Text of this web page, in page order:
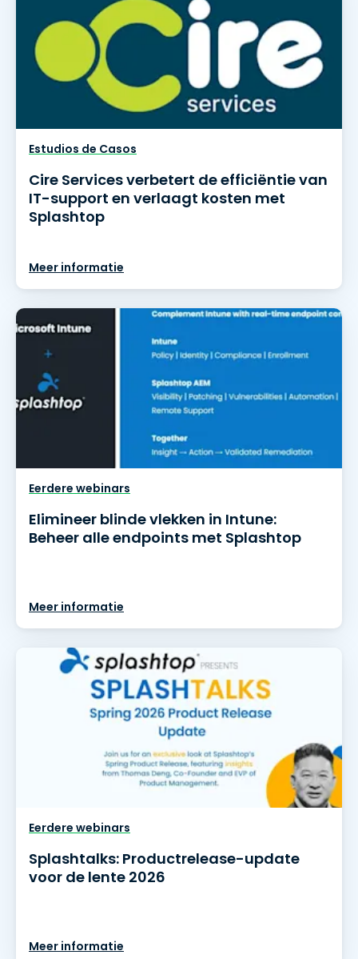
Estudios de Casos
Cire Services verbetert de efficiëntie van
IT-support en verlaagt kosten met
Splashtop
Meer informatie
Eerdere webinars
Elimineer blinde vlekken in Intune:
Beheer alle endpoints met Splashtop
Meer informatie
Eerdere webinars
Splashtalks: Productrelease-update
voor de lente 2026
Meer informatie